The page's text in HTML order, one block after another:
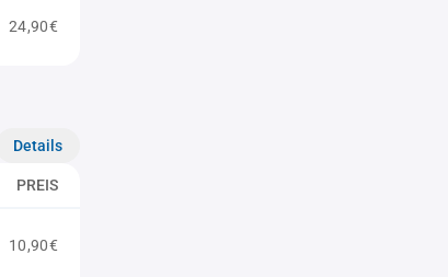
24,90€
Details
PREIS
10,90€